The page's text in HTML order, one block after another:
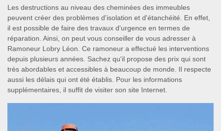
Les destructions au niveau des cheminées des immeubles
peuvent créer des problèmes d'isolation et d'étanchéité. En effet,
il est possible de faire des travaux d'urgence en termes de
réparation. Ainsi, on peut vous conseiller de vous adresser à
Ramoneur Lobry Léon. Ce ramoneur a effectué les interventions
depuis plusieurs années. Sachez qu'il propose des prix qui sont
très abordables et accessibles à beaucoup de monde. Il respecte
aussi les délais qui ont été établis. Pour les informations
supplémentaires, il suffit de visiter son site Internet.